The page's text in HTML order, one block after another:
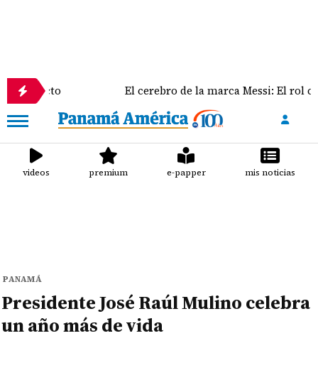
El cerebro de la marca Messi: El rol clave de
videos premium e-papper mis noticias
PANAMÁ
Presidente José Raúl Mulino celebra
un año más de vida